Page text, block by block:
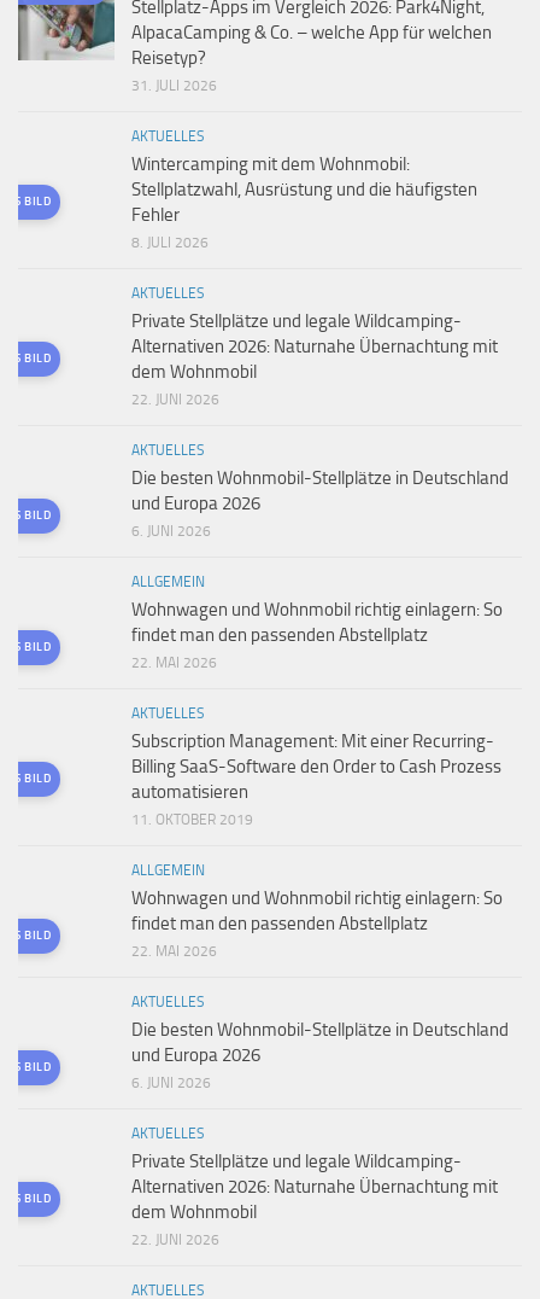
Stellplatz-Apps im Vergleich 2026: Park4Night,
AlpacaCamping & Co. – welche App für welchen
Reisetyp?
31. JULI 2026
BILD
AKTUELLES
Wintercamping mit dem Wohnmobil:
Stellplatzwahl, Ausrüstung und die häufigsten
Fehler
8. JULI 2026
BILD
AKTUELLES
Private Stellplätze und legale Wildcamping-
Alternativen 2026: Naturnahe Übernachtung mit
dem Wohnmobil
22. JUNI 2026
BILD
AKTUELLES
Die besten Wohnmobil-Stellplätze in Deutschland
und Europa 2026
6. JUNI 2026
BILD
ALLGEMEIN
Wohnwagen und Wohnmobil richtig einlagern: So
findet man den passenden Abstellplatz
22. MAI 2026
BILD
AKTUELLES
Subscription Management: Mit einer Recurring-
Billing SaaS-Software den Order to Cash Prozess
automatisieren
11. OKTOBER 2019
BILD
ALLGEMEIN
Wohnwagen und Wohnmobil richtig einlagern: So
findet man den passenden Abstellplatz
22. MAI 2026
BILD
AKTUELLES
Die besten Wohnmobil-Stellplätze in Deutschland
und Europa 2026
6. JUNI 2026
BILD
AKTUELLES
Private Stellplätze und legale Wildcamping-
Alternativen 2026: Naturnahe Übernachtung mit
dem Wohnmobil
22. JUNI 2026
AKTUELLES